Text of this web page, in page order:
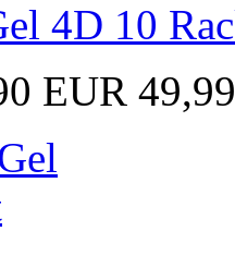
4D 10
EUR